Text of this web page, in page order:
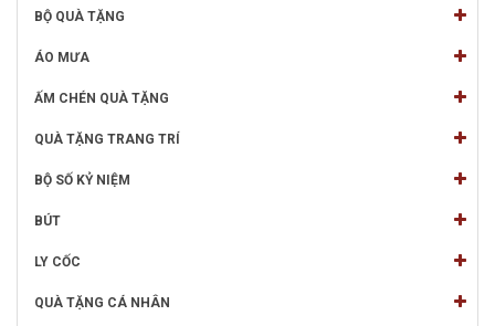
BỘ QUÀ TẶNG
ÁO MƯA
ẤM CHÉN QUÀ TẶNG
QUÀ TẶNG TRANG TRÍ
BỘ SỐ KỶ NIỆM
BÚT
LY CỐC
QUÀ TẶNG CÁ NHÂN